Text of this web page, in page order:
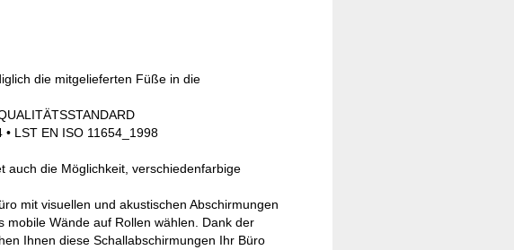
die mitgelieferten Füße in die
LST EN ISO 11654_1998
auch die Möglichkeit, verschiedenfarbige
mit visuellen und akustischen Abschirmungen
Wände auf Rollen wählen. Dank der
Ihnen diese Schallabschirmungen Ihr Büro